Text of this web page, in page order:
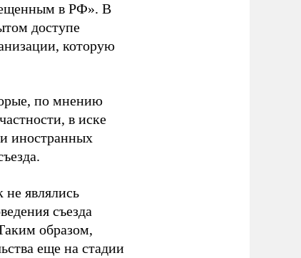
в РФ». В
доступе
которую
по мнению
в иске
иностранных
являлись
съезда
образом,
еще на стадии